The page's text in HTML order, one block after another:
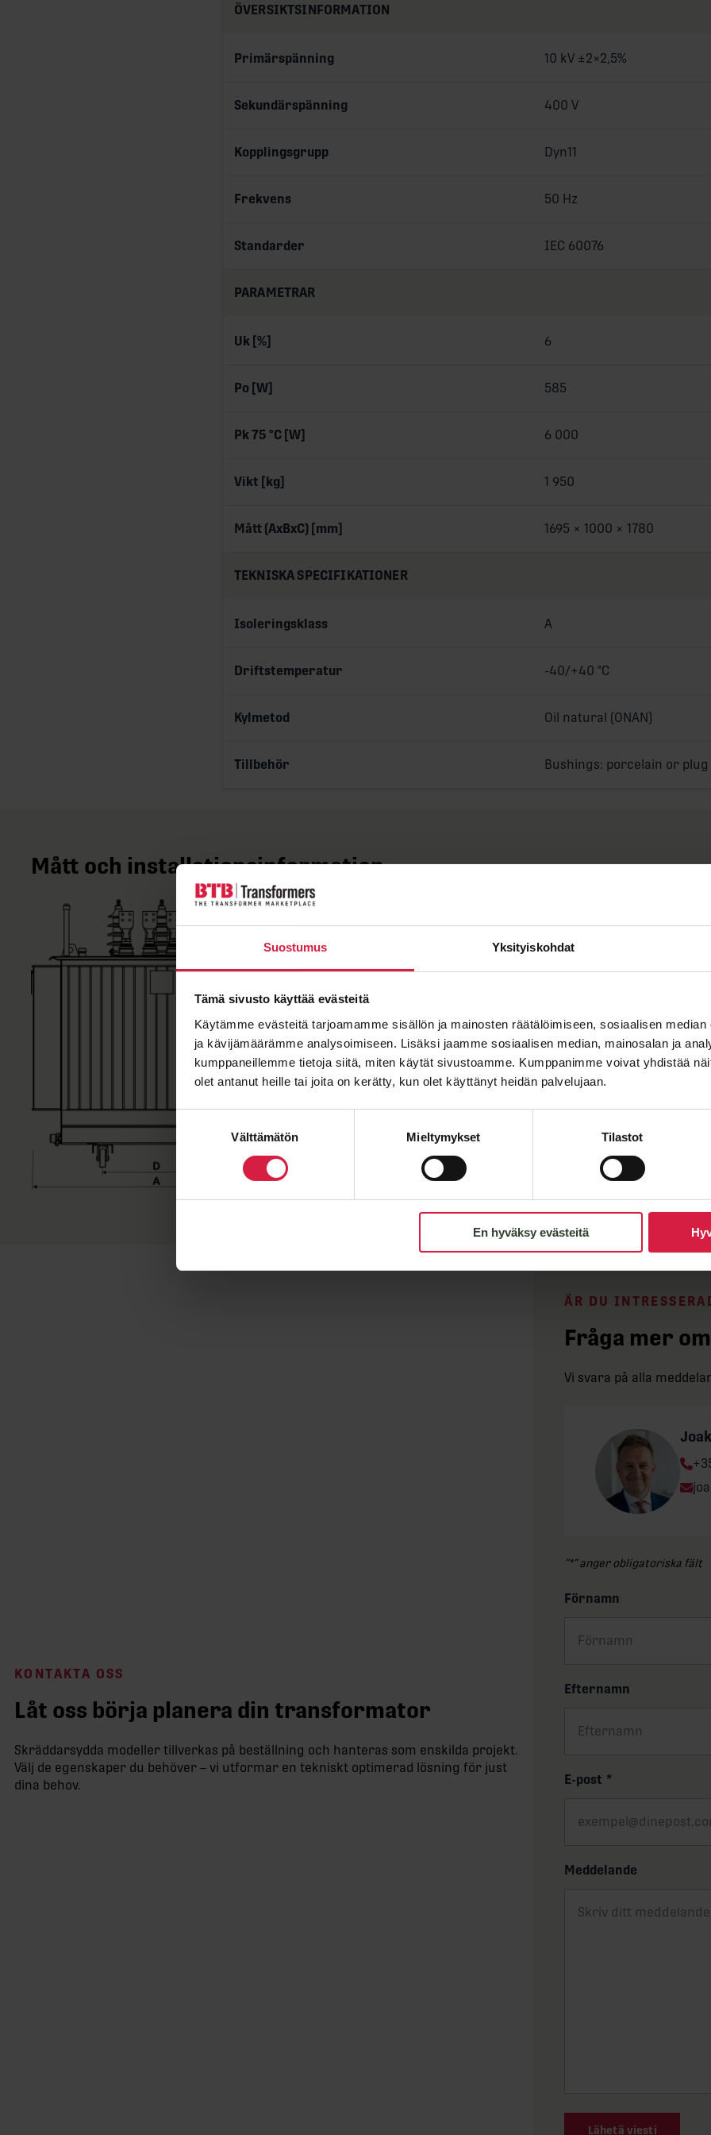
Suostumus Yksityiskohdat
Tämä sivusto käyttää evästeitä
Käytämme evästeitä tarjoamamme sisällön ja mainosten räätälöimiseen, sosiaalisen
ja kävijämäärämme analysoimiseen. Lisäksi jaamme sosiaalisen median, mainosalan ja
kumppaneillemme tietoja siitä, miten käytät sivustoamme. Kumppanimme voivat yhdistää
olet antanut heille tai joita on kerätty, kun olet käyttänyt heidän palvelujaan.
Välttämätön Mieltymykset Tilastot
En hyväksy evästeitä
ÖVERSIKTSINFORMATION
Primärspänning 10 kV ±2×2,5%
Sekundärspänning 400 V
Kopplingsgrupp Dyn11
Frekvens 50 Hz
Standarder IEC 60076
PARAMETRAR
Uk [%] 6
Po [W] 585
Pk 75 °C [W] 6 000
Vikt [kg] 1 950
Mått (AxBxC) [mm] 1695 × 1000 × 1780
TEKNISKA SPECIFIKATIONER
Isoleringsklass A
Driftstemperatur -40/+40 °C
Kylmetod Oil natural (ONAN)
Tillbehör Bushings: porcelain or plug
Mått och installationsinformation
Bredd B
Höjd C
KONTAKTA OSS
Låt oss börja planera din transformator
Skräddarsydda modeller tillverkas på beställning och hanteras som enskilda projekt.
Välj de egenskaper du behöver – vi utformar en tekniskt optimerad lösning för just
dina behov.
ÄR DU
Fråga mer
Vi svara på alla
”*” anger obligatoriska fält
Förnamn
Efternamn
E-post *
Meddelande
Lähetä viesti